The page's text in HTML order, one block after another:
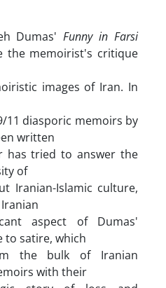
Dumas'Funny in Farsi
the memoirist's critique
images of Iran. In
11 diasporic memoirs by
written
has tried to answer the
of
Iranian-Islamic culture,
aspect of Dumas'
to satire, which
the bulk of Iranian
with their